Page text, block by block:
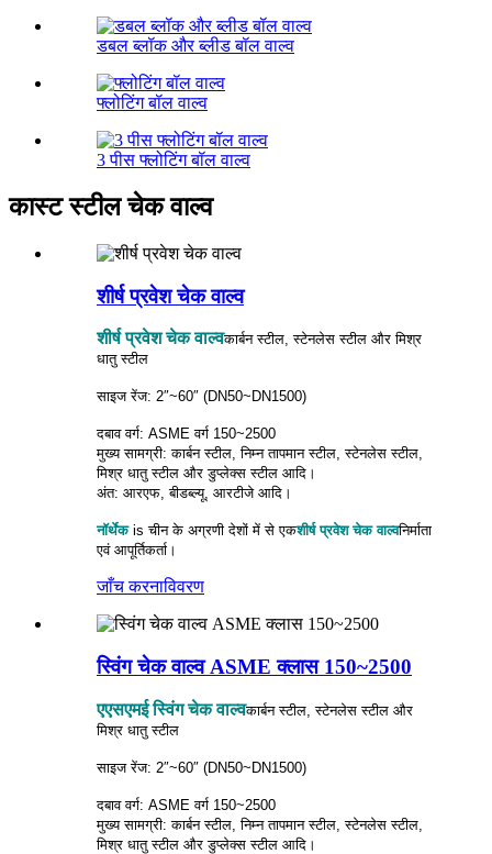
डबल ब्लॉक और ब्लीड बॉल वाल्व
फ्लोटिंग बॉल वाल्व
3 पीस फ्लोटिंग बॉल वाल्व
कास्ट स्टील चेक वाल्व
शीर्ष प्रवेश चेक वाल्व
शीर्ष प्रवेश चेक वाल्वकार्बन स्टील, स्टेनलेस स्टील और मिश्र
धातु स्टील
साइज रेंज: 2″~60″ (DN50~DN1500)
दबाव वर्ग: ASME वर्ग 150~2500
मुख्य सामग्री: कार्बन स्टील, निम्न तापमान स्टील, स्टेनलेस स्टील,
मिश्र धातु स्टील और डुप्लेक्स स्टील आदि।
अंत: आरएफ, बीडब्ल्यू, आरटीजे आदि।
नॉर्थेक is चीन के अग्रणी देशों में से एकशीर्ष प्रवेश चेक वाल्वनिर्माता
एवं आपूर्तिकर्ता।
जाँच करनाविवरण
स्विंग चेक वाल्व ASME क्लास 150~2500
एएसएमई स्विंग चेक वाल्वकार्बन स्टील, स्टेनलेस स्टील और
मिश्र धातु स्टील
साइज रेंज: 2″~60″ (DN50~DN1500)
दबाव वर्ग: ASME वर्ग 150~2500
मुख्य सामग्री: कार्बन स्टील, निम्न तापमान स्टील, स्टेनलेस स्टील,
मिश्र धातु स्टील और डुप्लेक्स स्टील आदि।